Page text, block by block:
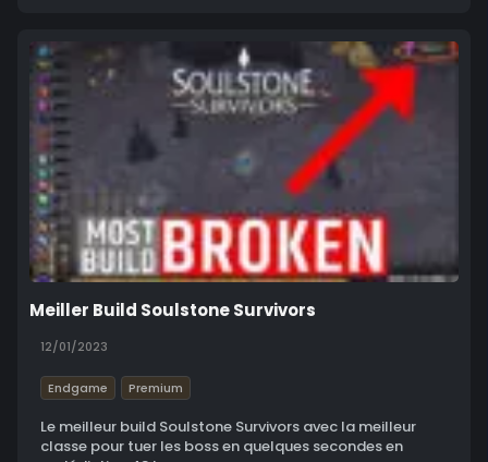
Meiller Build Soulstone Survivors
12/01/2023
Endgame Premium
Le meilleur build Soulstone Survivors avec la meilleur
classe pour tuer les boss en quelques secondes en